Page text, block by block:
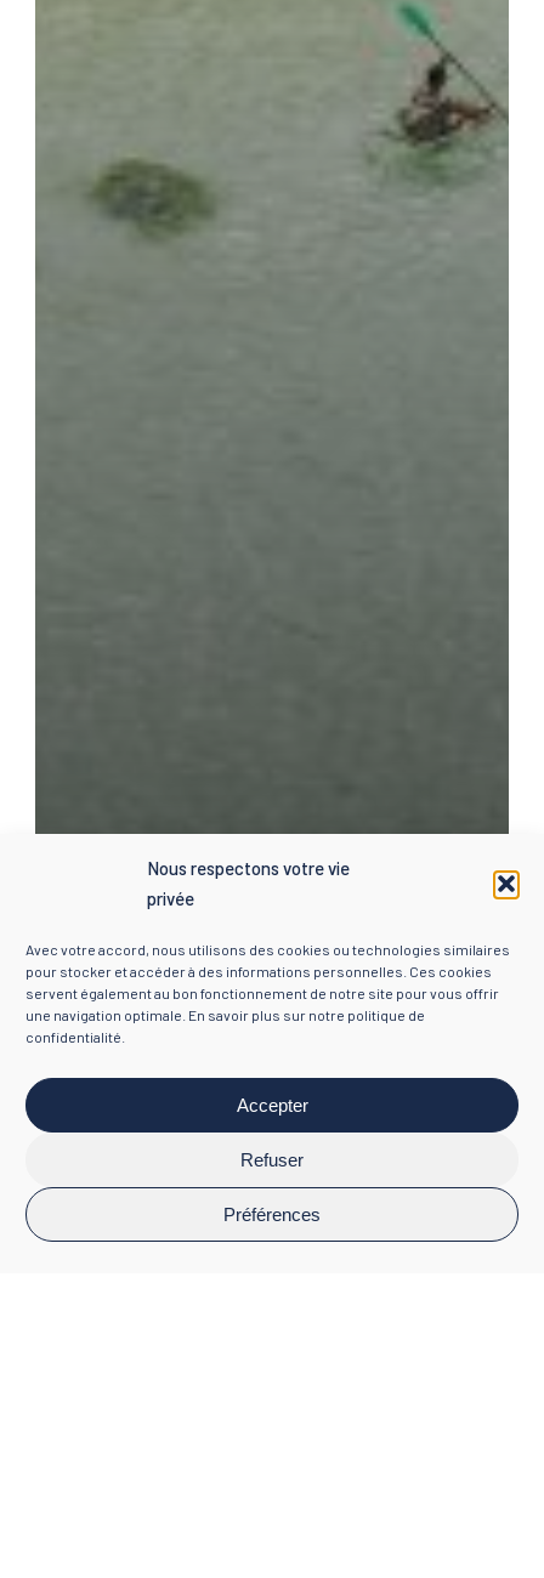
Nous respectons votre vie
privée
Avec votre accord, nous utilisons des cookies ou technologies similaires
pour stocker et accéder à des informations personnelles. Ces cookies
servent également au bon fonctionnement de notre site pour vous offrir
une navigation optimale. En savoir plus sur notre politique de
confidentialité
Accepter
Refuser
Préférences